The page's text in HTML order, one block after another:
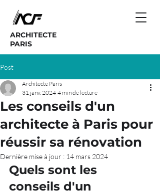
ARCHITECTE
PARIS
Post
Les conseils d'un
architecte à Paris pour
réussir sa rénovation
Architecte Paris
31 janv. 2024 4 min de lecture
Dernière mise à jour : 14 mars 2024
Quels sont les
conseils d'un